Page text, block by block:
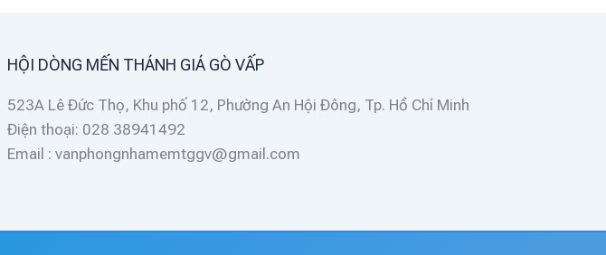
HỘI DÒNG MẾN THÁNH GIÁ GÒ VẤP
523A Lê Đức Thọ, Khu phố 12, Phường An Hội Đông, Tp. Hồ Chí Minh
Điện thoại: 028 38941492
Email : vanphongnhamemtggv@gmail.com